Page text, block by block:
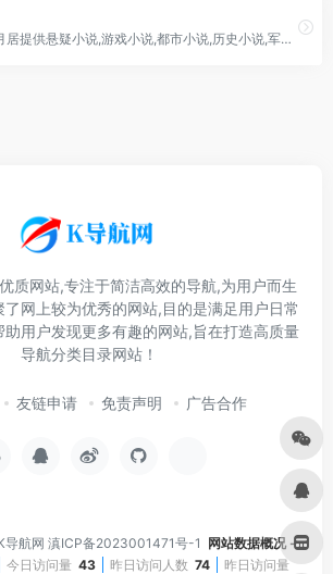
小说阅读,八月居提供悬疑小说,游戏小说,都市小说,历史小说,军事小说,玄幻小说,奇幻小说,仙侠小说,武侠小说,科幻小说,同人小说等网络小说在线阅读 - http
质网站,专注于简洁高效的导航,为用户而生
网上较为优秀的网站,目的是满足用户日常
助用户发现更多有趣的网站,旨在打造高质量
导航分类目录网站！
友链申请 免责声明 广告合作
导航网 滇ICP备2023001471号-1 网站数据概况 -
今日访问量 43 昨日访问人数 74 昨日访问量